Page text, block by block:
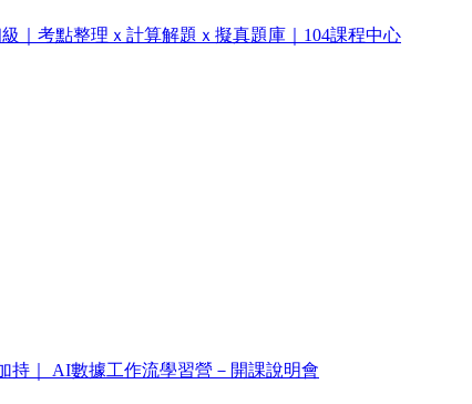
｜考點整理ｘ計算解題ｘ擬真題庫｜104課程中心
持｜ AI數據工作流學習營－開課說明會